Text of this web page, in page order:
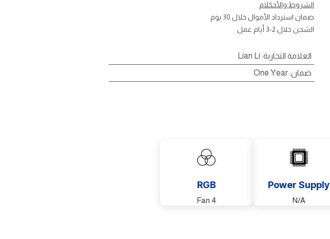
الشروط والأحكلام
ضمان استرداد الأموال خلال 30 يوم
الشحن خلال 2-3 أيام عمل
العلامة التجارية:
Lian Li
ضمان:
One Year
Power Supply
N/A
RGB
4 Fan